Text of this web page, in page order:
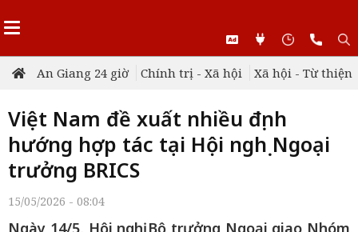
An Giang 24 giờ Chính trị - Xã hội Xã hội - Từ thiện
Việt Nam đề xuất nhiều định
hướng hợp tác tại Hội nghị Ngoại
trưởng BRICS
15/05/2026 - 08:04
Ngày 14/5, Hội nghị Bộ trưởng Ngoại giao Nhóm